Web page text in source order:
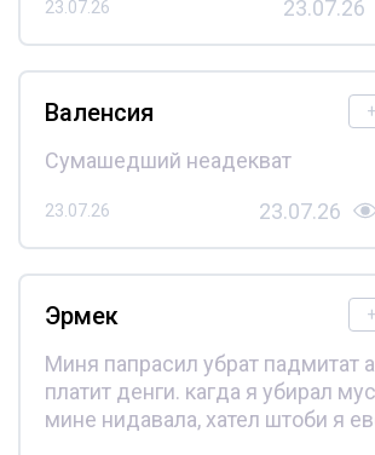
23.07.26 23.07.26
Валенсия
Сумашедший неадекват
23.07.26 23.07.26
Эрмек
Миня папрасил убрат падмитат
платит денги. кагда я убирал
мине нидавала, хател штоби я